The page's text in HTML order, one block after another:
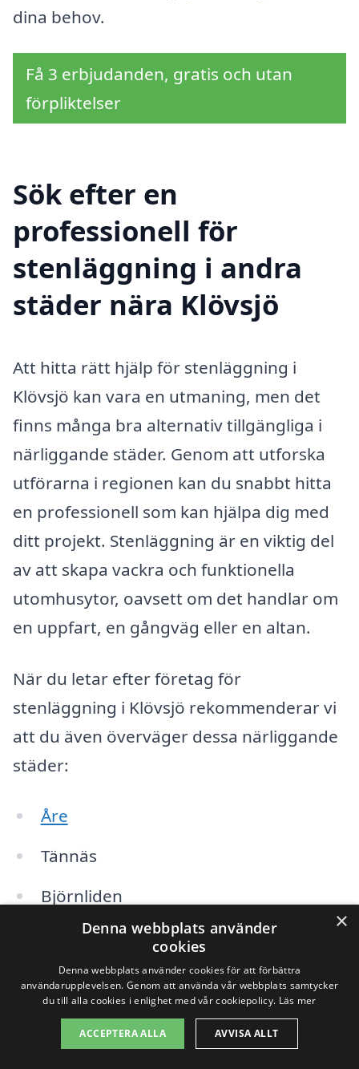
dina behov.
Få 3 erbjudanden, gratis och utan
förpliktelser
Sök efter en
professionell för
stenläggning i andra
städer nära Klövsjö
Att hitta rätt hjälp för stenläggning i
Klövsjö kan vara en utmaning, men det
finns många bra alternativ tillgängliga i
närliggande städer. Genom att utforska
utförarna i regionen kan du snabbt hitta
en professionell som kan hjälpa dig med
ditt projekt. Stenläggning är en viktig del
av att skapa vackra och funktionella
utomhusytor, oavsett om det handlar om
en uppfart, en gångväg eller en altan.
När du letar efter företag för
stenläggning i Klövsjö rekommenderar vi
att du även överväger dessa närliggande
städer:
Åre
Tännäs
Björnliden
Långvind
Trillevallen
Käla
Hagfors
×
Denna webbplats använder
cookies
Denna webbplats använder cookies för att förbättra
användarupplevelsen. Genom att använda vår webbplats samtycker
du till alla cookies i enlighet med vår cookiepolicy. Läs mer
ACCEPTERA ALLA AVVISA ALLT